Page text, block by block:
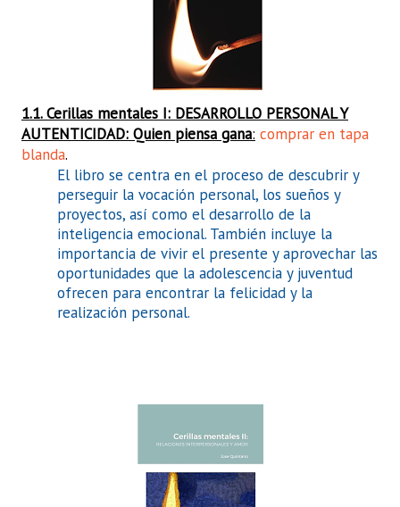
1.1. Cerillas mentales I: DESARROLLO PERSONAL Y
AUTENTICIDAD: Quien piensa gana: comprar en tapa
blanda.
El libro se centra en el proceso de descubrir y
perseguir la vocación personal, los sueños y
proyectos, así como el desarrollo de la
inteligencia emocional. También incluye la
importancia de vivir el presente y aprovechar las
oportunidades que la adolescencia y juventud
ofrecen para encontrar la felicidad y la
realización personal.